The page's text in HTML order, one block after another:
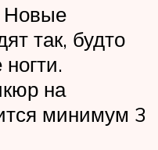
Новые
так, будто
на
минимум 3